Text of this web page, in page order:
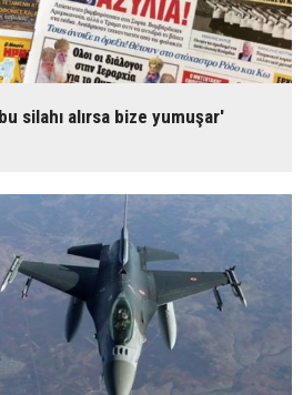
silahı alırsa bize yumuşar'